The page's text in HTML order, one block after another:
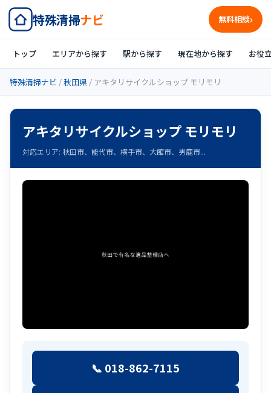
特殊清掃ナビ 無料相談
トップ エリアから探す 駅から探す 現在地から探す お役
特殊清掃ナビ /秋田県 / アキタリサイクルショップ モリモリ
アキタリサイクルショップ モリモリ
対応エリア: 秋田市、能代市、横手市、大館市、男鹿市...
📞 018-862-7115